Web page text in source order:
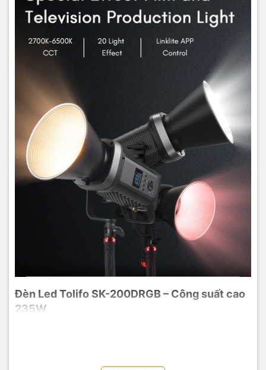
Đèn Led Tolifo SK-200DRGB – Công suất cao
235W
được độ sáng cao ở khoảng cách xa nhằm đáp ứng nhu cầu